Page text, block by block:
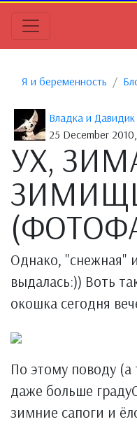
Я и беременность
Владка и Давидик
25 December
УХ,
Однако, "снежная"
выдалась:)) Воть
окошка сегодня
По этому поводу (а
даже больше
зимние сапоги и